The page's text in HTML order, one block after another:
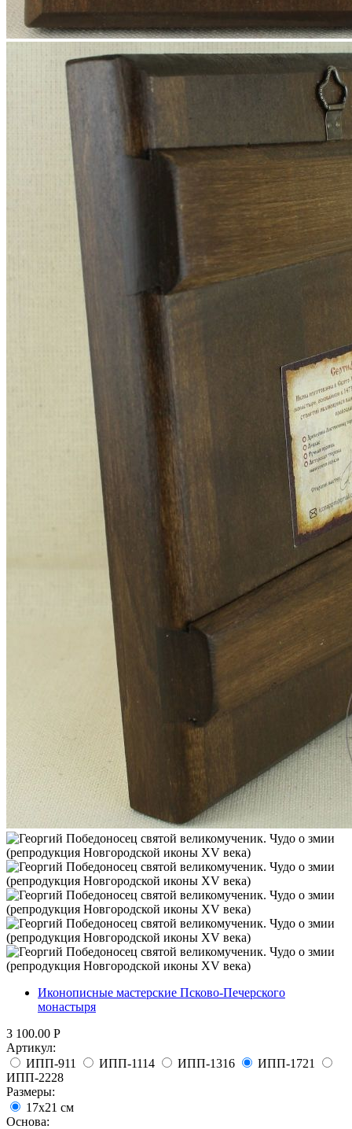
Иконописные мастерские Псково-Печерского
монастыря
3 100.00 Р
Артикул:
ИПП-911
ИПП-1114 ИПП-1316
ИПП-1721
ИПП-2228
Размеры:
17х21 см
Основа: